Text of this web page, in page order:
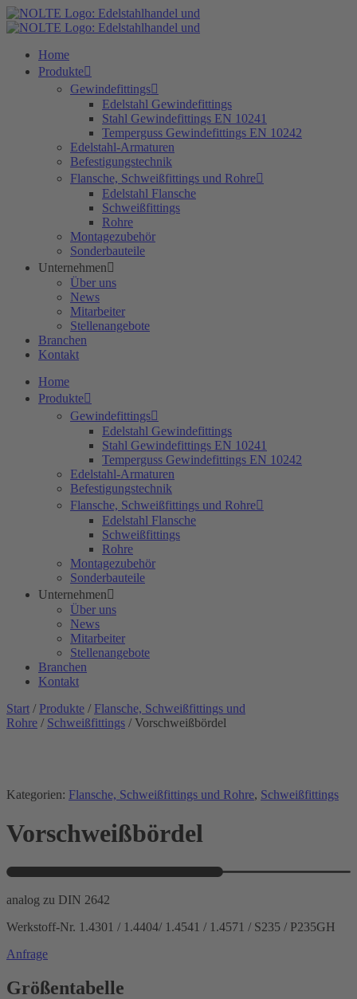
Zum
Inhalt
Home
Produkte
Gewindefittings
Edelstahl Gewindefittings
Stahl Gewindefittings EN 10241
Temperguss Gewindefittings EN 10242
Edelstahl-Armaturen
Befestigungstechnik
Flansche, Schweißfittings und Rohre
Edelstahl Flansche
Schweißfittings
Rohre
Montagezubehör
Sonderbauteile
Unternehmen
Über uns
News
Mitarbeiter
Stellenangebote
Branchen
Kontakt
Home
Produkte
Gewindefittings
Edelstahl Gewindefittings
Stahl Gewindefittings EN 10241
Temperguss Gewindefittings EN 10242
Edelstahl-Armaturen
Befestigungstechnik
Flansche, Schweißfittings und Rohre
Edelstahl Flansche
Schweißfittings
Rohre
Montagezubehör
Sonderbauteile
Unternehmen
Über uns
News
Mitarbeiter
Stellenangebote
Branchen
Kontakt
Start / Produkte / Flansche, Schweißfittings und
Rohre / Schweißfittings / Vorschweißbördel
Kategorien: Flansche, Schweißfittings und Rohre, Schweißfittings
Vorschweißbördel
analog zu DIN 2642
Werkstoff-Nr. 1.4301 / 1.4404/ 1.4541 / 1.4571 / S235 / P235GH
Anfrage
Größentabelle